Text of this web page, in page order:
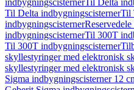
indbygningscisternerTil Delta
Til Delta indbygningscisternerTil
indbygningscisterner
indbygningscisternerTil 300T
Til 300T indbygningscisterner
skyllestyringer med elektronisk
skyllestyringer med elektronisk
Sigma indbygningscisterner 12